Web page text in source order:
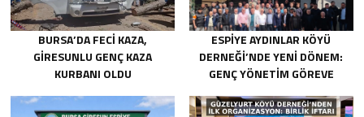
BURSA’DA FECI KAZA,
GIRESUNLU GENÇ KAZA
KURBANI OLDU
ESPIYE AYDINLAR KÖYÜ
DERNEĞI’NDE YENI DÖNEM:
GENÇ YÖNETIM GÖREVE